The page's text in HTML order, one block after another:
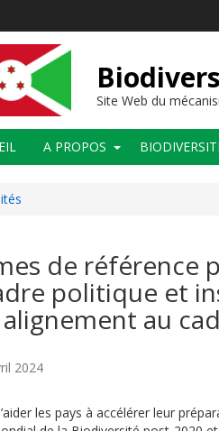
Site Web du
A PROPOS
de référence
politique et
au
2024
les pays à accélérer leur